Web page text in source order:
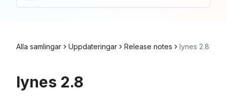
Alla samlingar Uppdateringar Release notes lynes 2.8
lynes 2.8